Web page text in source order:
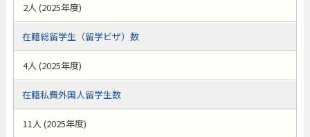
2人 (2025年度)
在籍総留学生（留学ビザ）数
4人 (2025年度)
在籍私費外国人留学生数
11人 (2025年度)